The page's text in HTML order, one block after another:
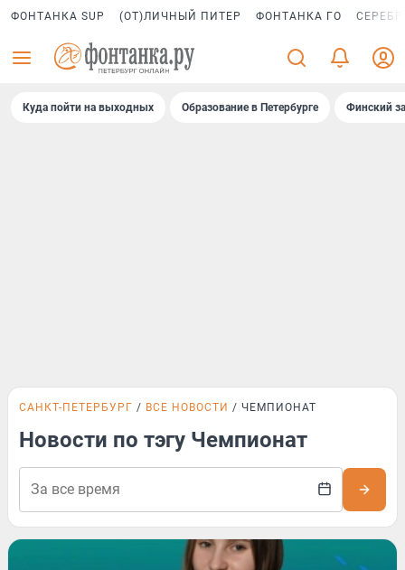
ФОНТАНКА SUP (ОТ)ЛИЧНЫЙ ПИТЕР ФОНТАНКА ГО
Куда пойти на выходных Образование в Петербурге Финский
САНКТ-ПЕТЕРБУРГ ВСЕ НОВОСТИ ЧЕМПИОНАТ
Новости по тэгу Чемпионат